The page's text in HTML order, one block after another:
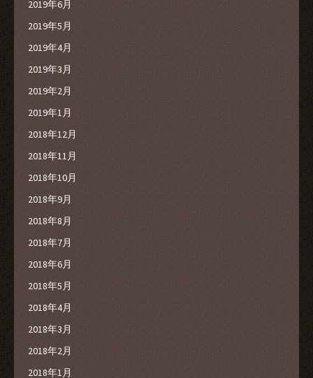
2019年6月
2019年5月
2019年4月
2019年3月
2019年2月
2019年1月
2018年12月
2018年11月
2018年10月
2018年9月
2018年8月
2018年7月
2018年6月
2018年5月
2018年4月
2018年3月
2018年2月
2018年1月